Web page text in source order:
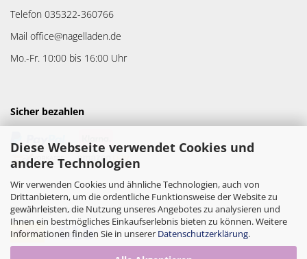
Diese Webseite verwendet Cookies und
andere Technologien
Wir verwenden Cookies und ähnliche Technologien, auch von
Drittanbietern, um die ordentliche Funktionsweise der Website zu
gewährleisten, die Nutzung unseres Angebotes zu analysieren und
Ihnen ein bestmögliches Einkaufserlebnis bieten zu können. Weitere
Informationen finden Sie in unserer Datenschutzerklärung.
Telefon 035322-360766
Mail office@nagelladen.de
Mo.-Fr. 10:00 bis 16:00 Uhr
Sicher bezahlen
Versandpartner